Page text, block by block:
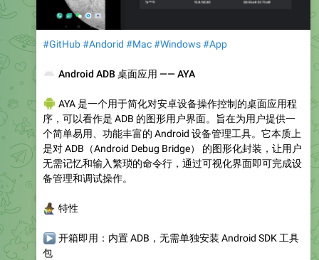
#GitHub#Andorid #Mac#Windows#App
Android ADB 桌面应用 —— AYA
AYA 是一个用于简化对安卓设备操作控制的桌面应用程
序，可以看作是 ADB 的图形用户界面。旨在为用户提供一
个简单易用、功能丰富的 Android 设备管理工具。它本质上
是对 ADB（Android Debug Bridge） 的图形化封装，让用户
无需记忆和输入繁琐的命令行，通过可视化界面即可完成设
备管理和调试操作。
特性
开箱即用 ：内置 ADB，无需单独安装 Android SDK 工具
包